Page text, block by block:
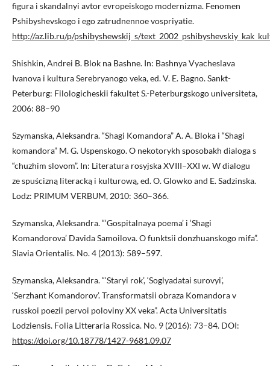
figura i skandalnyi avtor evropeiskogo modernizma. Fenomen
Pshibyshevskogo i ego zatrudnennoe vospriyatie.
http://az.lib.ru/p/pshibyshewskij_s/
Shishkin, Andrei B. Blok na Bashne. In: Bashnya Vyacheslava
Ivanova i kultura Serebryanogo veka, ed. V. E. Bagno. Sankt-
Peterburg: Filologicheskii fakultet S.-Peterburgskogo universiteta,
2006: 88–90
Szymanska, Aleksandra. “Shagi Komandora” A. A. Bloka i “Shagi
komandora” M. G. Uspenskogo. O nekotorykh sposobakh dialoga s
“chuzhim slovom”. In: Literatura rosyjska XVIII–XXI w. W dialogu
ze spuścizną literacką i kulturową, ed. O. Glowko and E. Sadzinska.
Lodz: PRIMUM VERBUM, 2010: 360–366.
Szymanska, Aleksandra. “‘Gospitalnaya poema’ i ‘Shagi
Komandorova’ Davida Samoilova. O funktsii donzhuanskogo mifa”.
Slavia Orientalis. No. 4 (2013): 589–597.
Szymanska, Aleksandra. “‘Staryi rok’, ‘Soglyadatai surovyi’,
‘Serzhant Komandorov’. Transformatsii obraza Komandora v
russkoi poezii pervoi poloviny XX veka”. Acta Universitatis
Lodziensis. Folia Litteraria Rossica. No. 9 (2016): 73–84. DOI:
https://doi.org/10.18778/1427-9681.09.07